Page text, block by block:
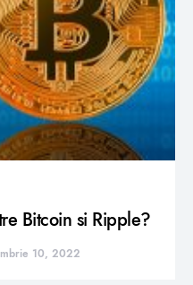
Bitcoin si Ripple?
10, 2022